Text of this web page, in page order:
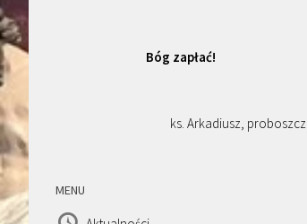
Bóg zapłać!
ks. Arkadiusz, proboszcz
MENU